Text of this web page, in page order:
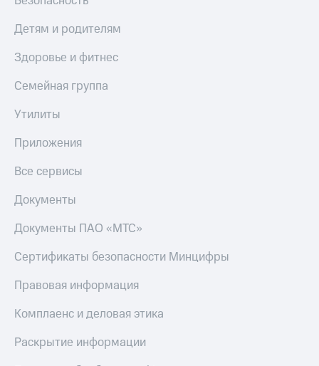
Детям и родителям
Здоровье и фитнес
Семейная группа
Утилиты
Приложения
Все сервисы
Документы
Документы ПАО «МТС»
Сертификаты безопасности Минцифры
Правовая информация
Комплаенс и деловая этика
Раскрытие информации